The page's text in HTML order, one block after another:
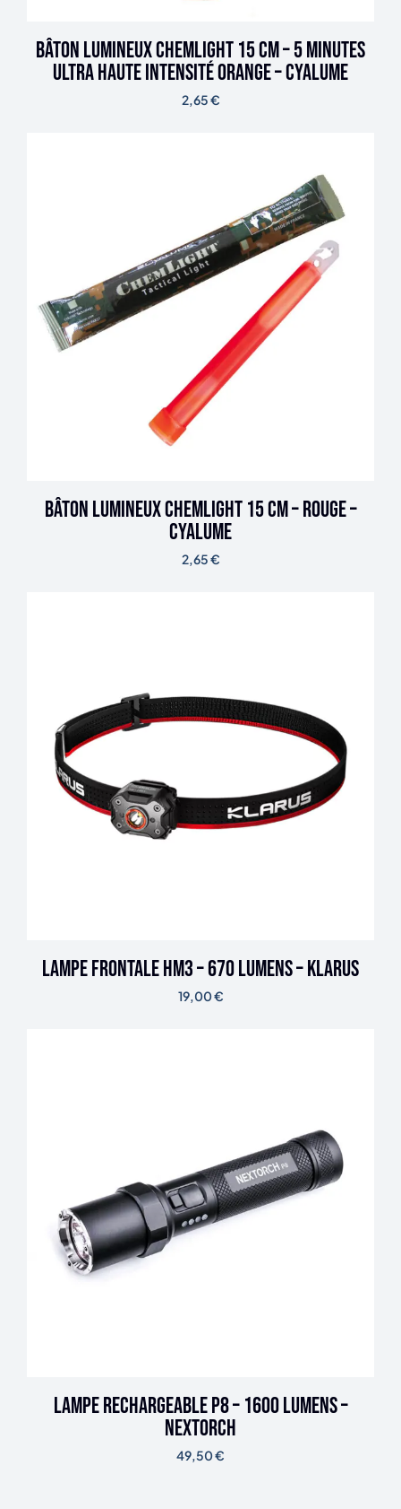
Bâton lumineux ChemLight 15 cm – 5 minutes
ultra haute intensité orange – Cyalume
2,65€
Bâton lumineux ChemLight 15 cm – rouge –
Cyalume
2,65€
Lampe frontale HM3 – 670 lumens – Klarus
19,00€
Lampe rechargeable P8 – 1600 lumens –
Nextorch
49,50€